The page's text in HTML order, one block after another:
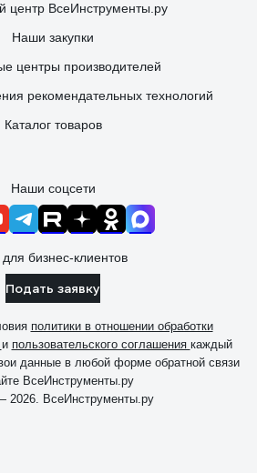
центр ВсеИнструменты.ру
Наши закупки
центры производителей
рекомендательных технологий
Каталог товаров
Наши соцсети
для бизнес-клиентов
Подать заявку
политики в отношении обработки
и пользовательского соглашения каждый
данные в любой форме обратной связи
ВсеИнструменты.ру
2026. ВсеИнструменты.ру